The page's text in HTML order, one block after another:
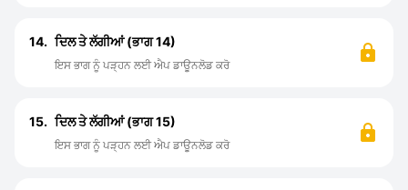
14. ਦਿਲ ਤੇ ਲੱਗੀਆਂ (ਭਾਗ 14)
ਇਸ ਭਾਗ ਨੂੰ ਪੜ੍ਹਨ ਲਈ ਐਪ ਡਾਊਨਲੋਡ ਕਰੋ
15. ਦਿਲ ਤੇ ਲੱਗੀਆਂ (ਭਾਗ 15)
ਇਸ ਭਾਗ ਨੂੰ ਪੜ੍ਹਨ ਲਈ ਐਪ ਡਾਊਨਲੋਡ ਕਰੋ